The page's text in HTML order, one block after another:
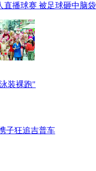
直播球赛 被足球砸中脑袋
装裸跑"
子狂追吉普车